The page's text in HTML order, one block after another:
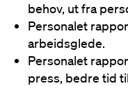
behov, ut fra
Personalet
arbeidsglede.
Personalet
press, bedre tid